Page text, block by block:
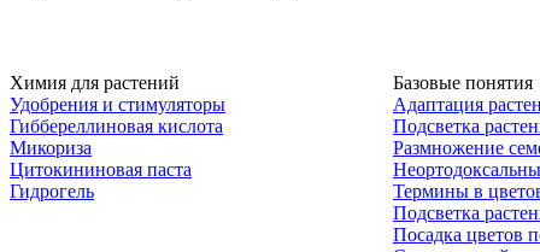
Химия для растений
Удобрения и стимуляторы
Гиббереллиновая кислота
Микориза
Цитокининовая паста
Гидрогель
Базовые понятия
Адаптация
Подсветка
Размножение
Термины в
Подсветка
Посадка цветов